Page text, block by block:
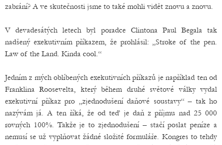
zabrání? A ve skutečnosti jsme to také mohli vidět znovu a znovu.
V devadesátých letech byl poradce Clintona Paul Begala tak
nadšený exekutivním příkazem, že prohlásil: „Stroke of the pen.
Law of the Land. Kinda cool.“
Jedním z mých oblíbených exekutivních příkazů je například ten od
Franklina Roosevelta, který během druhé světové války vydal
exekutivní příkaz pro „zjednodušení daňové soustavy“ – tak ho
nazývám já. A ten říká, že od teď je daň z příjmu nad 25 000
rovných 100%. Takže je to zjednodušení – stačí poslat peníze a
nemusí se už vyplňovat žádné složité formuláře. Kongres to tehdy